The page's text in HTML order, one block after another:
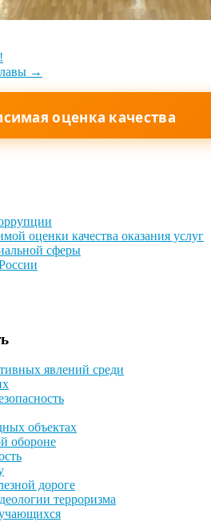
→
оценка качества
оценки качества оказания услуг
сферы
явлений среди
объектах
обороне
дороге
терроризма